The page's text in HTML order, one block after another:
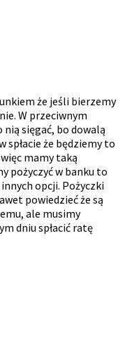
że jeśli bierzemy
W przeciwnym
nią sięgać, bo dowalą
spłacie że będziemy to
więc mamy taką
pożyczyć w banku to
opcji. Pożyczki
powiedzieć że są
ale musimy
dniu spłacić ratę